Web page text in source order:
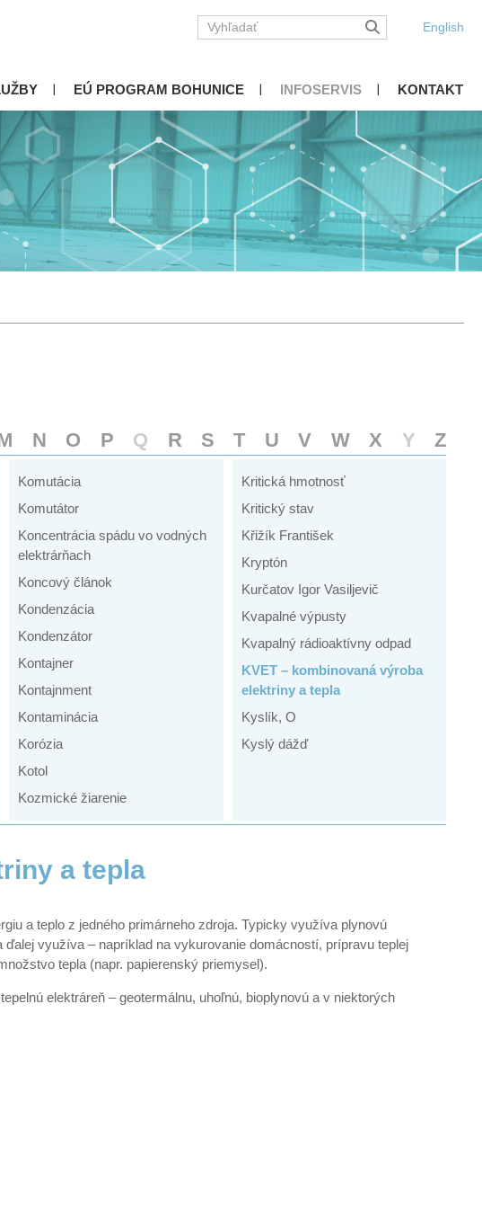
English
EÚ PROGRAM BOHUNICE INFOSERVIS KONTAKT
N O P Q R S T U V W X Y Z
Komutácia
Komutátor
Koncentrácia spádu vo vodných
elektrárňach
Koncový článok
Kondenzácia
Kondenzátor
Kontajner
Kontajnment
Kontaminácia
Korózia
Kotol
Kozmické žiarenie
Kritická hmotnosť
Kritický stav
Křižík František
Kryptón
Kurčatov Igor Vasiljevič
Kvapalné výpusty
Kvapalný rádioaktívny odpad
KVET – kombinovaná výroba
elektriny a tepla
Kyslík, O
Kyslý dážď
a tepla
a teplo z jedného primárneho zdroja. Typicky využíva plynovú
využíva – napríklad na vykurovanie domácností, prípravu teplej
tepla (napr. papierenský priemysel).
elektráreň – geotermálnu, uhoľnú, bioplynovú a v niektorých